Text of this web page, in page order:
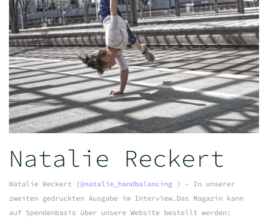
Natalie Reckert
Natalie Reckert (@natalie_handbalancing ) – In unserer
zweiten gedruckten Ausgabe im Interview. Das Magazin kann
auf Spendenbasis über unsere Website bestellt werden: